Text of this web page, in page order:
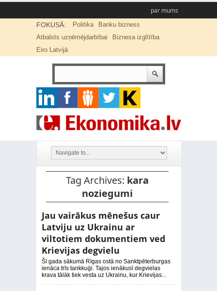
par mums
FOKUSĀ: Politika
Banku bizness
Atbalsts uzņēmējdarbībai
Biznesa izglītība
Eiro Latvijā
Tag Archives: kara
noziegumi
Jau vairākus mēnešus caur
Latviju uz Ukrainu ar
viltotiem dokumentiem ved
Krievijas degvielu
Šī gada sākumā Rīgas ostā no Sanktpēterburgas
ienāca trīs tankkuģi. Tajos ienākusī degvielas
krava tālāk tiek vesta uz Ukrainu, kur Krievijas...